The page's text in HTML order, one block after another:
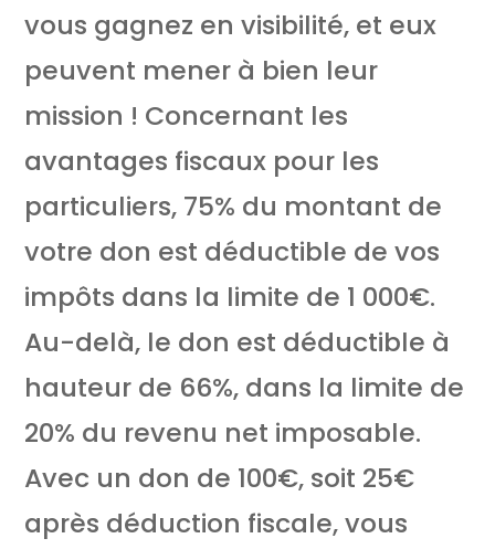
vous gagnez en visibilité, et eux
peuvent mener à bien leur
mission ! Concernant les
avantages fiscaux pour les
particuliers, 75% du montant de
votre don est déductible de vos
impôts dans la limite de 1 000€.
Au-delà, le don est déductible à
hauteur de 66%, dans la limite de
20% du revenu net imposable.
Avec un don de 100€, soit 25€
après déduction fiscale, vous